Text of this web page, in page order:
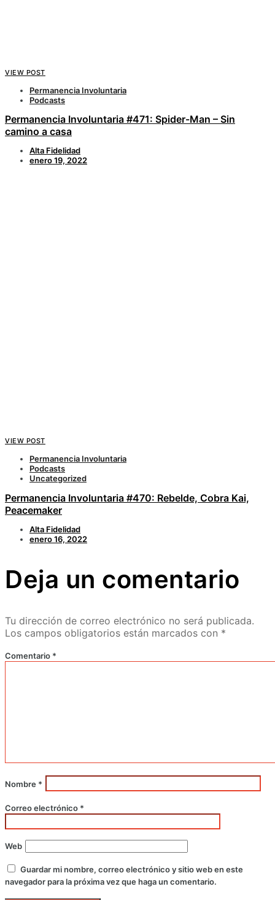
VIEW POST
Permanencia Involuntaria
Podcasts
Permanencia Involuntaria #471: Spider-Man – Sin
camino a casa
Alta Fidelidad
enero 19, 2022
VIEW POST
Permanencia Involuntaria
Podcasts
Uncategorized
Permanencia Involuntaria #470: Rebelde, Cobra Kai,
Peacemaker
Alta Fidelidad
enero 16, 2022
Deja un comentario
Tu dirección de correo electrónico no será publicada.
Los campos obligatorios están marcados con *
Comentario *
Nombre *
Correo electrónico *
Web
Guardar mi nombre, correo electrónico y sitio web en este
navegador para la próxima vez que haga un comentario.